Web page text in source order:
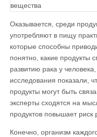
Оказывается, среди
употребляют в пищу
которые способны
понятно, какие продукты
развитию рака у
исследования показали,
продукты могут быть
эксперты сходятся на
продуктов повышает риск
Конечно, организм